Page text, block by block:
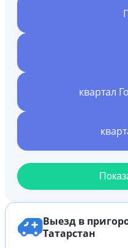
квартал
Выезд в
Татарстан